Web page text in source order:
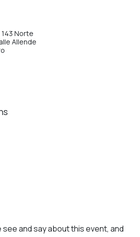
Norte
Allende
and say about this event, and